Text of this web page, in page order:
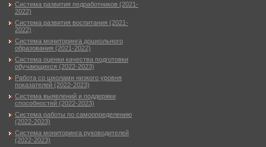
Система развития педработников (2021-
2022)
Система развития воспитания (2021-
2022)
Система мониторинга дошкольного
образования (2021-2022)
Система оценки качества подготовки
обучающихся (2022-2023)
Работа со школами низкого уровня
показателей (2022-2023)
Система выявлений и поддержки
способностей (2022-2023)
Система работы по самоопределению
(2022-2023)
Система мониторинга руководителей
(2022-2023)